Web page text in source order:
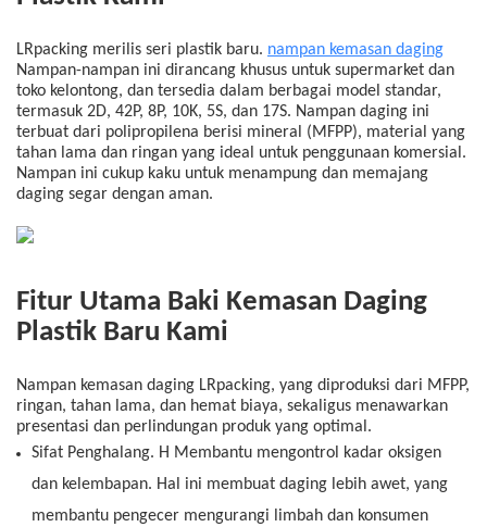
LRpacking merilis seri plastik baru. nampan kemasan daging
Nampan-nampan ini dirancang khusus untuk supermarket dan
toko kelontong, dan tersedia dalam berbagai model standar,
termasuk 2D, 42P, 8P, 10K, 5S, dan 17S. Nampan daging ini
terbuat dari polipropilena berisi mineral (MFPP), material yang
tahan lama dan ringan yang ideal untuk penggunaan komersial.
Nampan ini cukup kaku untuk menampung dan memajang
daging segar dengan aman.
Fitur Utama Baki Kemasan Daging
Plastik Baru Kami
Nampan kemasan daging LRpacking, yang diproduksi dari MFPP,
ringan, tahan lama, dan hemat biaya, sekaligus menawarkan
presentasi dan perlindungan produk yang optimal.
Sifat Penghalang. H Membantu mengontrol kadar oksigen
dan kelembapan. Hal ini membuat daging lebih awet, yang
membantu pengecer mengurangi limbah dan konsumen